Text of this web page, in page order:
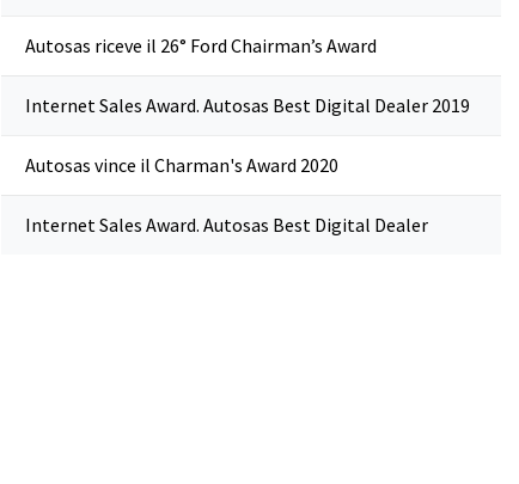
Autosas riceve il 26° Ford Chairman’s Award
Internet Sales Award. Autosas Best Digital Dealer 2019
Autosas vince il Charman's Award 2020
Internet Sales Award. Autosas Best Digital Dealer